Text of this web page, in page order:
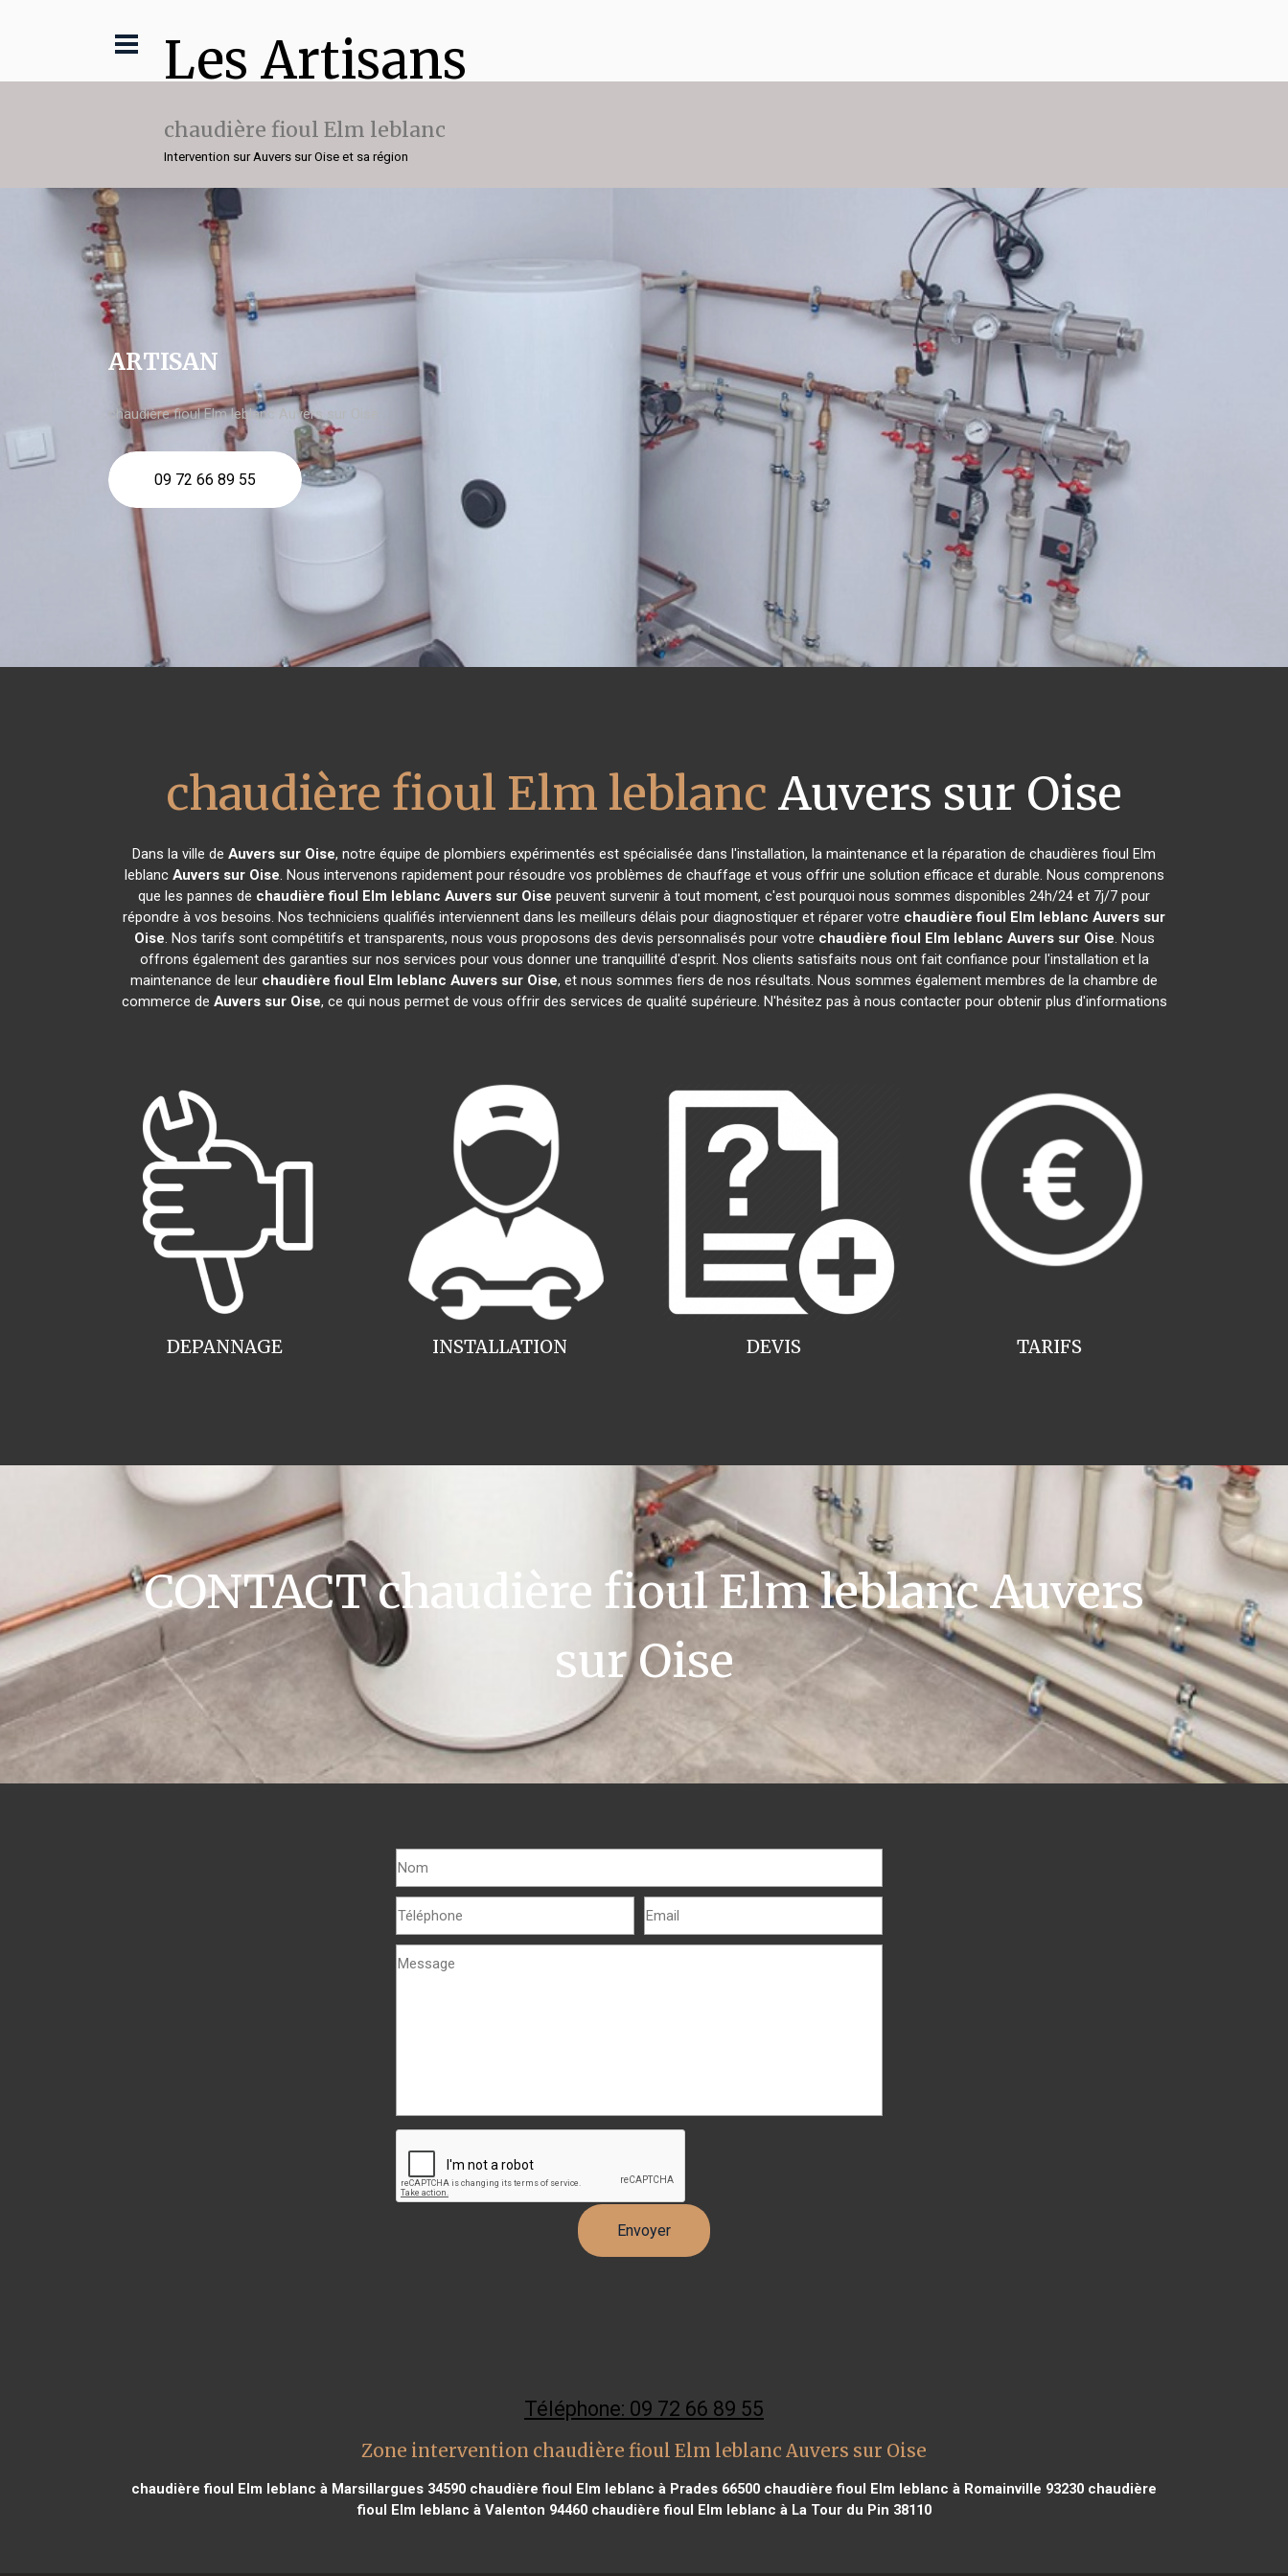
Les Artisans
chaudière fioul Elm leblanc
Intervention sur Auvers sur Oise et sa région
ARTISAN
chaudière fioul Elm leblanc Auvers sur Oise
09 72 66 89 55
chaudière fioul Elm leblanc Auvers sur Oise
Dans la ville de Auvers sur Oise, notre équipe de plombiers expérimentés est spécialisée dans l'installation, la maintenance et la réparation de chaudières fioul Elm
leblanc Auvers sur Oise. Nous intervenons rapidement pour résoudre vos problèmes de chauffage et vous offrir une solution efficace et durable. Nous comprenons
que les pannes de chaudière fioul Elm leblanc Auvers sur Oise peuvent survenir à tout moment, c'est pourquoi nous sommes disponibles 24h/24 et 7j/7 pour
répondre à vos besoins. Nos techniciens qualifiés interviennent dans les meilleurs délais pour diagnostiquer et réparer votre chaudière fioul Elm leblanc Auvers sur
Oise. Nos tarifs sont compétitifs et transparents, nous vous proposons des devis personnalisés pour votre chaudière fioul Elm leblanc Auvers sur Oise. Nous
offrons également des garanties sur nos services pour vous donner une tranquillité d'esprit. Nos clients satisfaits nous ont fait confiance pour l'installation et la
maintenance de leur chaudière fioul Elm leblanc Auvers sur Oise, et nous sommes fiers de nos résultats. Nous sommes également membres de la chambre de
commerce de Auvers sur Oise, ce qui nous permet de vous offrir des services de qualité supérieure. N'hésitez pas à nous contacter pour obtenir plus d'informations
INSTALLATION
DEPANNAGE TARIFS
DEVIS
CONTACT chaudière fioul Elm leblanc Auvers
sur Oise
Téléphone: 09 72 66 89 55
Zone intervention chaudière fioul Elm leblanc Auvers sur Oise
chaudière fioul Elm leblanc à Marsillargues 34590 chaudière fioul Elm leblanc à Prades 66500 chaudière fioul Elm leblanc à Romainville 93230 chaudière
fioul Elm leblanc à Valenton 94460chaudière fioul Elm leblanc à La Tour du Pin 38110